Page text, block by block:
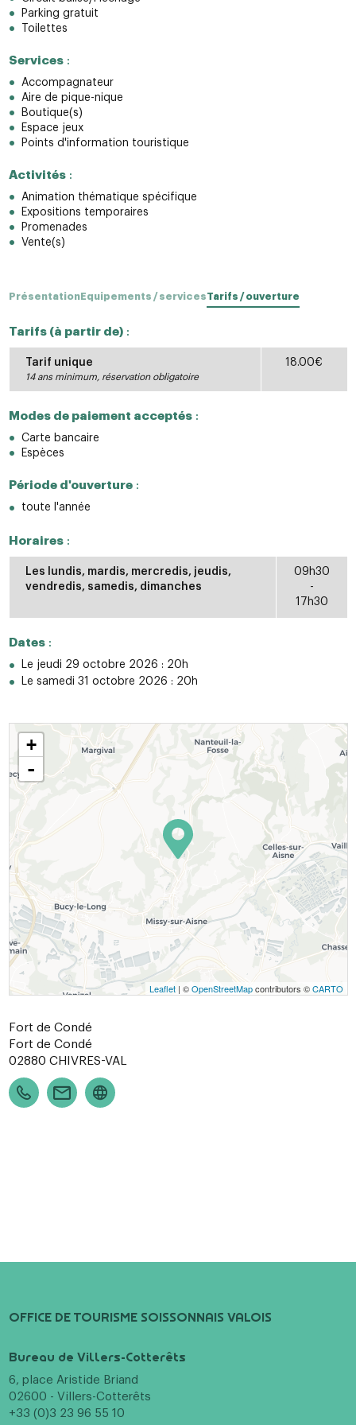
Parking gratuit
Toilettes
Services:
Accompagnateur
Aire de pique-nique
Boutique(s)
Espace jeux
Points d'information touristique
Activités:
Animation thématique spécifique
Expositions temporaires
Promenades
Vente(s)
PrésentationEquipements / servicesTarifs / ouverture
Tarifs (à partir de):
Tarif unique
14 ans minimum, réservation obligatoire
18.00€
Modes de paiement acceptés:
Carte bancaire
Espèces
Période d'ouverture:
toute l'année
Horaires:
Les lundis, mardis, mercredis, jeudis,
vendredis, samedis, dimanches
09h30
-
17h30
Dates:
Le jeudi 29 octobre 2026 : 20h
Le samedi 31 octobre 2026 : 20h
+
-
Leaflet| ©OpenStreetMapcontributors ©CARTO
Fort de Condé
Fort de Condé
02880 CHIVRES-VAL
OFFICE DE TOURISME SOISSONNAIS VALOIS
Bureau de Villers-Cotterêts
6, place Aristide Briand
02600 - Villers-Cotterêts
+33 (0)3 23 96 55 10